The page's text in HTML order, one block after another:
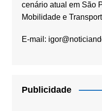
cenário atual em São
Mobilidade e
E-mail:
Publicidade